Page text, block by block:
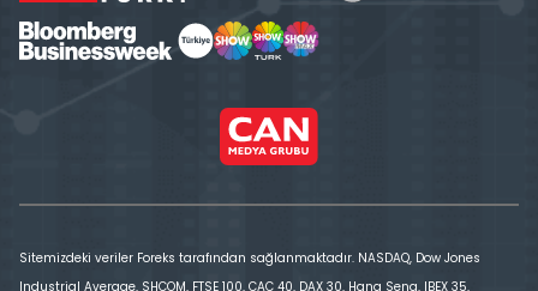
Sitemizdeki veriler Foreks tarafından sağlanmaktadır. NASDAQ, Dow Jones
Industrial Average, SHCOM, FTSE 100, CAC 40, DAX 30, Hang Seng, IBEX 35,